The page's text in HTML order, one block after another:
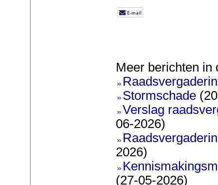
Meer berichten in
Stormschade
Verslag
06-2026)
2026)
(27-05-2026)